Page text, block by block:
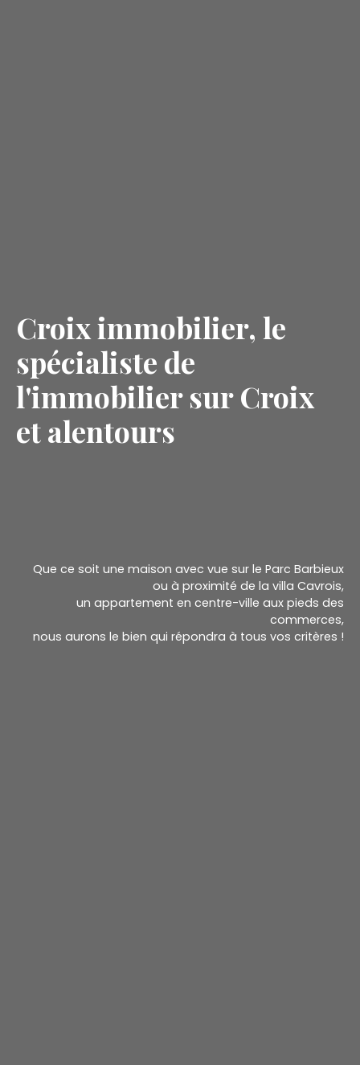
Croix immobilier, le
spécialiste de
l'immobilier sur Croix
et alentours
Que ce soit une maison avec vue sur le Parc Barbieux
ou à proximité de la villa Cavrois,
un appartement en centre-ville aux pieds des
commerces,
nous aurons le bien qui répondra à tous vos critères !